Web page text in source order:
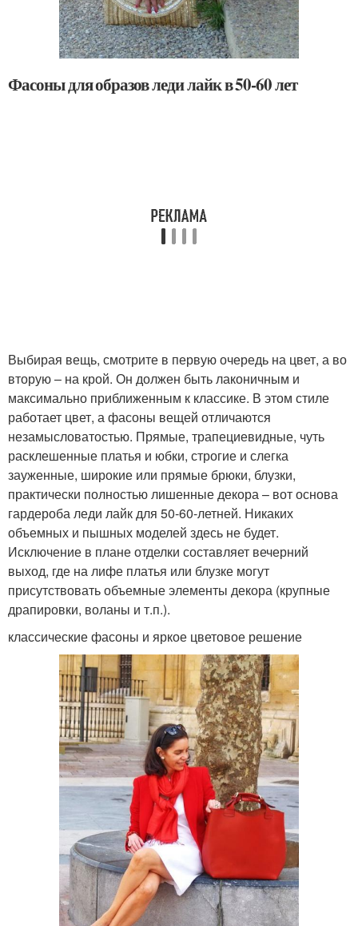
Фасоны для образов леди лайк в 50-60 лет
Выбирая вещь, смотрите в первую очередь на цвет, а во
вторую – на крой. Он должен быть лаконичным и
максимально приближенным к классике. В этом стиле
работает цвет, а фасоны вещей отличаются
незамысловатостью. Прямые, трапециевидные, чуть
расклешенные платья и юбки, строгие и слегка
зауженные, широкие или прямые брюки, блузки,
практически полностью лишенные декора – вот основа
гардероба леди лайк для 50-60-летней. Никаких
объемных и пышных моделей здесь не будет.
Исключение в плане отделки составляет вечерний
выход, где на лифе платья или блузке могут
присутствовать объемные элементы декора (крупные
драпировки, воланы и т.п.).
классические фасоны и яркое цветовое решение